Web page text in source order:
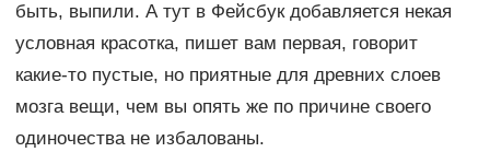
быть, выпили. А тут в Фейсбук добавляется некая
условная красотка, пишет вам первая, говорит
какие-то пустые, но приятные для древних слоев
мозга вещи, чем вы опять же по причине своего
одиночества не избалованы.